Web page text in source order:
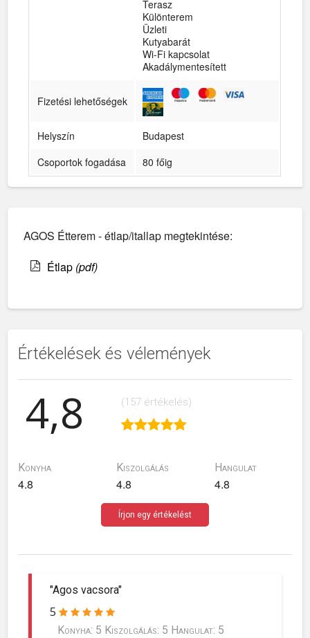
Terasz
Különterem
Üzleti
Kutyabarát
Wi-Fi kapcsolat
Akadálymentesített
Fizetési lehetőségek
Helyszín
Budapest
Csoportok fogadása
80 főig
AGOS Étterem - étlap/itallap megtekintése:
Étlap (pdf)
Értékelések és vélemények
4,8 (157 értékelés)
Konyha
4.8
Kiszolgálás
4.8
Hangulat
4.8
Írjon egy értékelést
"Agos vacsora"
5
Konyha: 5 Kiszolgálás: 5 Hangulat: 5